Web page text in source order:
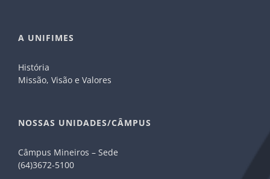
A UNIFIMES
História
Missão, Visão e Valores
NOSSAS UNIDADES/CÂMPUS
Câmpus Mineiros – Sede
(64)3672-5100